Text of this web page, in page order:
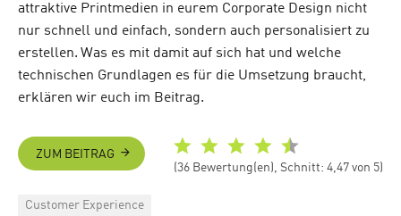
attraktive Printmedien in eurem Corporate Design nicht
nur schnell und einfach, sondern auch personalisiert zu
erstellen. Was es mit damit auf sich hat und welche
technischen Grundlagen es für die Umsetzung braucht,
erklären wir euch im Beitrag.
ZUM BEITRAG
(36 Bewertung(en), Schnitt: 4,47 von 5)
Categories
Customer Experience